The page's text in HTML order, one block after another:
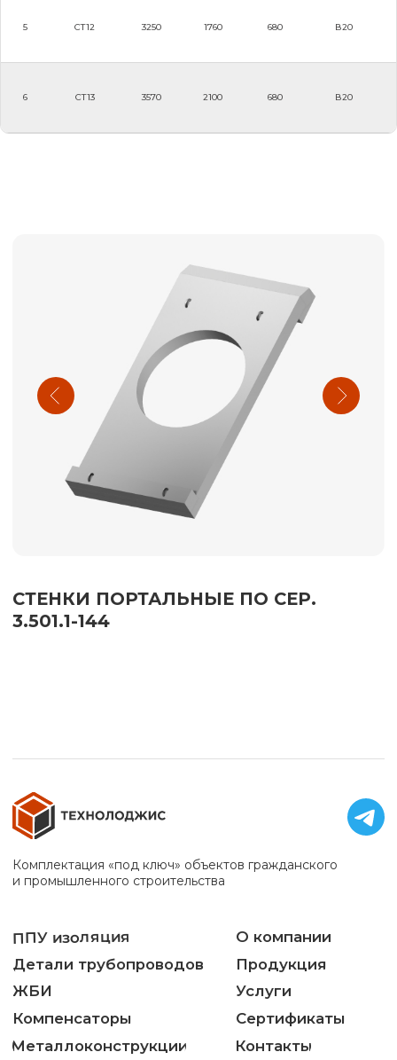
5 СТ12 3250 1760 680 В20
6 СТ13 3570 2100 680 В20
СТЕНКИ ПОРТАЛЬНЫЕ ПО СЕР.
СКАЧАТЬ МАТЕРИАЛЫ
Комплектация «под ключ» объектов гражданского
и промышленного строительства
О компании
Контакты
Office@tgs1.su
ул. Мраморная, 26А
Металлоконструкции
Оборудование